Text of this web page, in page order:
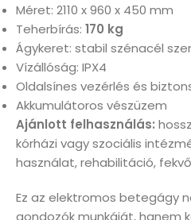
Méret: 2110 x 960 x 450 mm
Teherbírás: 170 kg
Ágykeret: stabil szénacél
Vízállóság: IPX4
Oldalsínes vezérlés és
Akkumulátoros vészüzem
Ajánlott felhasználás:
kórházi vagy szociális
használat, rehabilitáció,
Ez az elektromos betegágy
gondozók munkáját, hanem